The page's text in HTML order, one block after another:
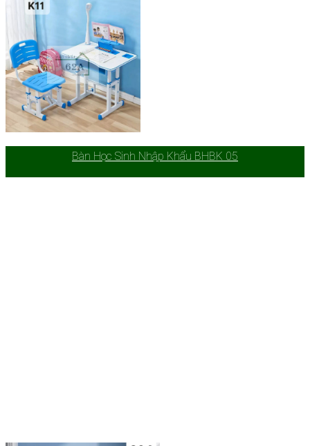
Bàn Học Sinh Nhập Khẩu BHBK 05